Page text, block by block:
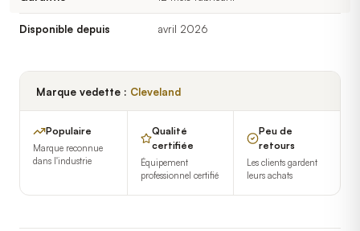
Disponible depuis avril 2026
Marque vedette : Cleveland
Populaire
Marque reconnue
dans l'industrie
Qualité
certifiée
Équipement
professionnel certifié
Peu de
retours
Les clients gardent
leurs achats